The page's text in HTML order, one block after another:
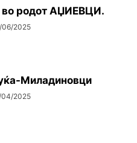
во родот АЏИЕВЦИ.
06/2025
Миладиновци
04/2025